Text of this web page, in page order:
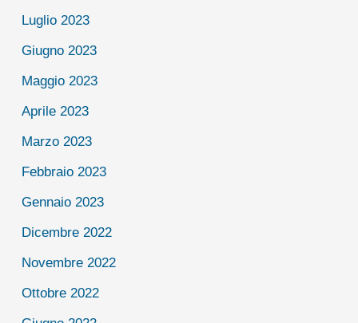
Luglio 2023
Giugno 2023
Maggio 2023
Aprile 2023
Marzo 2023
Febbraio 2023
Gennaio 2023
Dicembre 2022
Novembre 2022
Ottobre 2022